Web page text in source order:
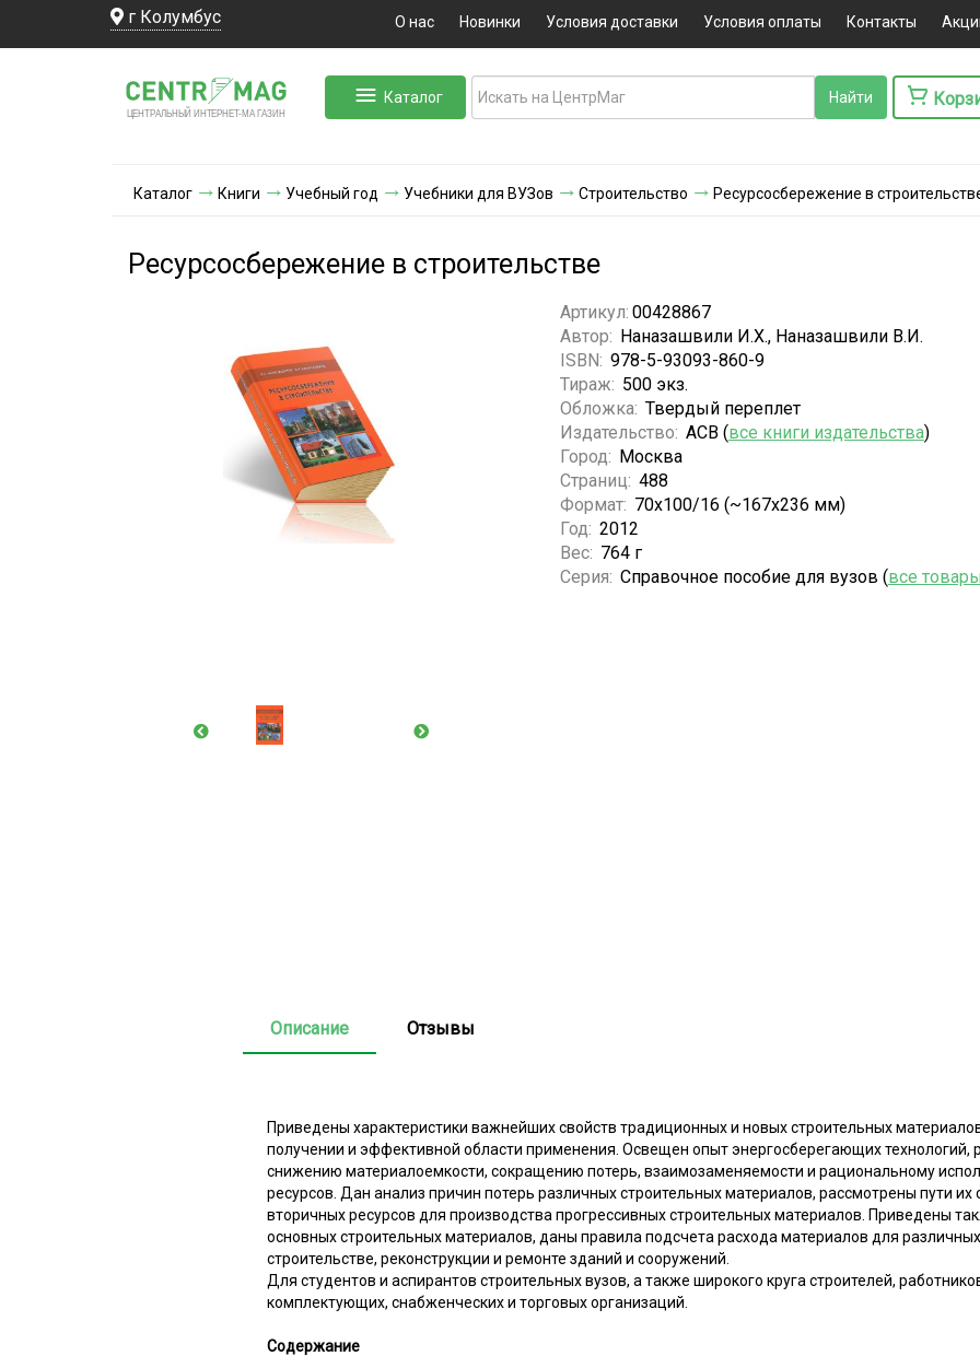
г Колумбус О нас Новинки Условия доставки Условия оплаты Контакты
ЦЕНТРАЛЬНЫЙ ИНТЕРНЕТ-МА ГАЗИН
Каталог
Каталог Книги Учебный год Учебники для ВУЗов Строительство Ресурсосбережение в
Ресурсосбережение в строительстве
Артикул: 00428867
Автор: Наназашвили И.Х., Наназашвили В.И.
ISBN: 978-5-93093-860-9
Тираж: 500 экз.
Обложка: Твердый переплет
Издательство: АСВ (все книги издательства)
Город: Москва
Страниц: 488
Формат: 70x100/16 (~167x236 мм)
Год: 2012
Вес: 764 г
Серия: Справочное пособие для вузов (все
Описание Отзывы
Приведены характеристики важнейших свойств традиционных и новых строительных
получении и эффективной области применения. Освещен опыт энергосберегающих технологий,
снижению материалоемкости, сокращению потерь, взаимозаменяемости и рациональному
ресурсов. Дан анализ причин потерь различных строительных материалов, рассмотрены пути
вторичных ресурсов для производства прогрессивных строительных материалов. Приведены
основных строительных материалов, даны правила подсчета расхода материалов для
строительстве, реконструкции и ремонте зданий и сооружений.
Для студентов и аспирантов строительных вузов, а также широкого круга строителей,
комплектующих, снабженческих и торговых организаций.
Содержание